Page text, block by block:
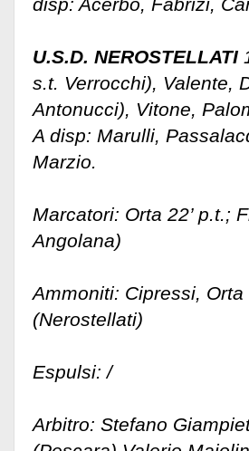
U.S.D. NEROSTELLATI
s.t. Verrocchi), Valente,
Antonucci), Vitone,
A disp: Marulli,
Marzio.
Marcatori: Orta 22’ p.t.;
Angolana)
Ammoniti: Cipressi,
(Nerostellati)
Espulsi: /
Arbitro: Stefano